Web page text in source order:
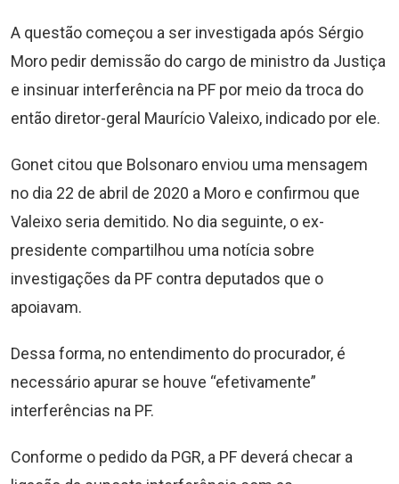
A questão começou a ser investigada após Sérgio
Moro pedir demissão do cargo de ministro da Justiça
e insinuar interferência na PF por meio da troca do
então diretor-geral Maurício Valeixo, indicado por ele.
Gonet citou que Bolsonaro enviou uma mensagem
no dia 22 de abril de 2020 a Moro e confirmou que
Valeixo seria demitido. No dia seguinte, o ex-
presidente compartilhou uma notícia sobre
investigações da PF contra deputados que o
apoiavam.
Dessa forma, no entendimento do procurador, é
necessário apurar se houve “efetivamente”
interferências na PF.
Conforme o pedido da PGR, a PF deverá checar a